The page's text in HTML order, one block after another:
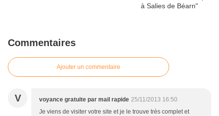
Commentaires
Ajouter un commentaire
V voyance gratuite par mail rapide 25/11/2013 16:50
Je viens de visiter votre site et je le trouve très complet et